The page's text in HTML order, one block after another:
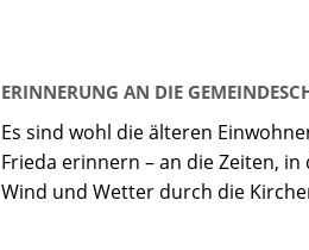
ERINNERUNG AN DIE
Es sind wohl die älteren
Frieda erinnern – an die Zeiten,
Wind und Wetter durch die